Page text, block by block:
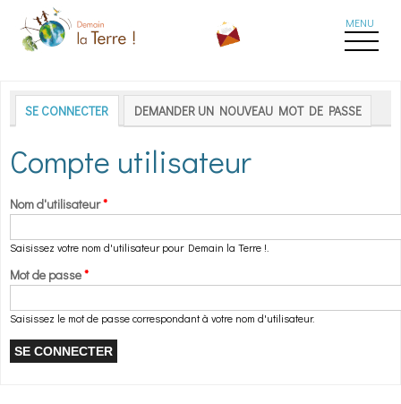
Aller au contenu principal
Onglets principaux
SE CONNECTER (ONGLET ACTIF)
DEMANDER UN NOUVEAU MOT DE PASSE
Compte utilisateur
Nom d'utilisateur*
Saisissez votre nom d'utilisateur pour Demain la Terre !.
Mot de passe*
Saisissez le mot de passe correspondant à votre nom d'utilisateur.